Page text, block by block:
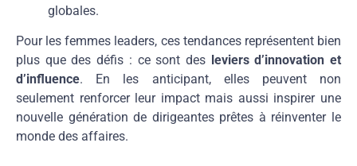
globales.
Pour les femmes leaders, ces tendances représentent bien
plus que des défis : ce sont des leviers d’innovation et
d’influence. En les anticipant, elles peuvent non
seulement renforcer leur impact mais aussi inspirer une
nouvelle génération de dirigeantes prêtes à réinventer le
monde des affaires.